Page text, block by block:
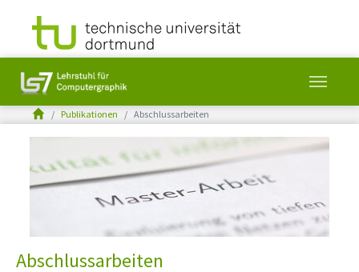
Skip to main content
You are here:Publikationen Abschlussarbeiten
Abschlussarbeiten